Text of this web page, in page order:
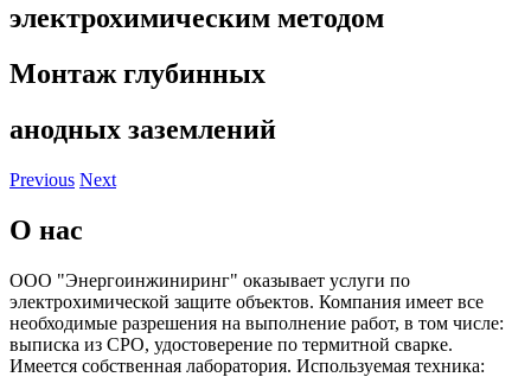
электрохимическим методом
Монтаж глубинных
анодных заземлений
Previous Next
О нас
ООО "Энергоинжиниринг" оказывает услуги по
электрохимической защите объектов. Компания имеет все
необходимые разрешения на выполнение работ, в том числе:
выписка из СРО, удостоверение по термитной сварке.
Имеется собственная лаборатория. Используемая техника: